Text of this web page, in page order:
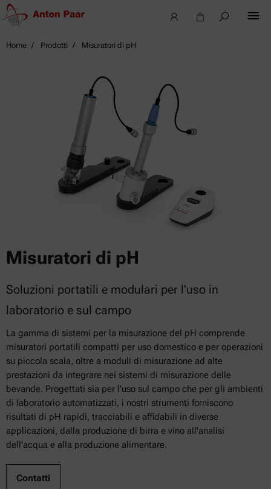
Home Prodotti Misuratori di pH
Misuratori di pH
Soluzioni portatili e modulari per l'uso in
laboratorio e sul campo
La gamma di sistemi per la misurazione del pH comprende
misuratori portatili compatti per uso domestico e per operazioni
su piccola scala, oltre a moduli di misurazione ad alte
prestazioni da integrare nei sistemi di misurazione delle
bevande. Progettati sia per l'uso sul campo che per gli ambienti
di laboratorio automatizzati, i nostri strumenti forniscono
risultati di pH rapidi, tracciabili e affidabili in diverse
applicazioni, dalla produzione di birra e vino all'analisi
dell'acqua e alla produzione alimentare.
Contatti